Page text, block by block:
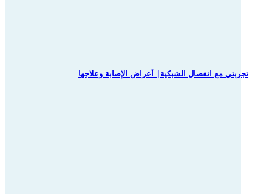
تجربتي مع انفصال الشبكية| أعراض الإصابة وعلاجها